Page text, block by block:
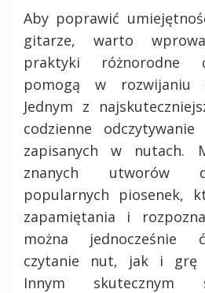
Aby poprawić
gitarze, warto
praktyki różnorodne
pomogą w rozwijaniu
Jednym z
codzienne
zapisanych w nutach.
znanych utworów
popularnych piosenek,
zapamiętania i
można jednocześnie
czytanie nut, jak i grę
Innym skutecznym